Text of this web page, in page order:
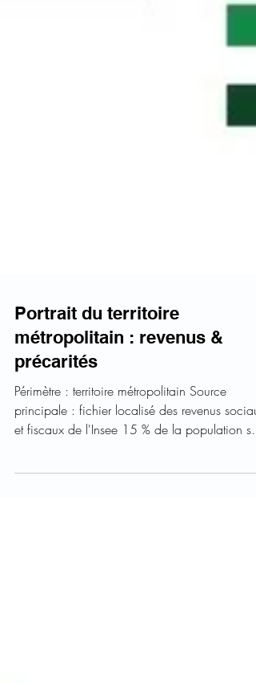
Portrait du territoire
métropolitain : revenus &
précarités
Périmètre : territoire métropolitain Source
principale : fichier localisé des revenus sociaux
le seuil de pauvreté (moins de 1 200 € / mois